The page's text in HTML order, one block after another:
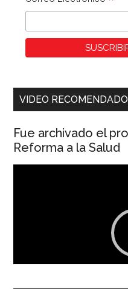
VIDEO RECOMENDADO
Fue archivado el
Reforma a la Salud